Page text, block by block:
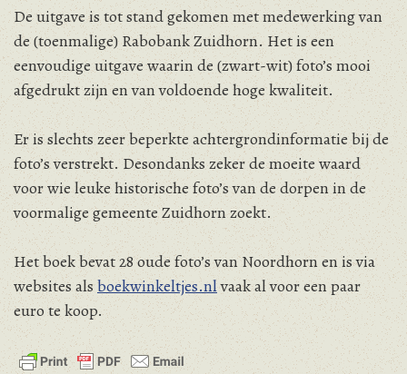
De uitgave is tot stand gekomen met medewerking van
de (toenmalige) Rabobank Zuidhorn. Het is een
eenvoudige uitgave waarin de (zwart-wit) foto’s mooi
afgedrukt zijn en van voldoende hoge kwaliteit.
Er is slechts zeer beperkte achtergrondinformatie bij de
foto’s verstrekt. Desondanks zeker de moeite waard
voor wie leuke historische foto’s van de dorpen in de
voormalige gemeente Zuidhorn zoekt.
Het boek bevat 28 oude foto’s van Noordhorn en is via
websites alsboekwinkeltjes.nlvaak al voor een paar
euro te koop.